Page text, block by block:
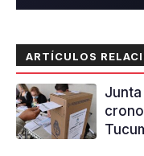
ARTÍCULOS